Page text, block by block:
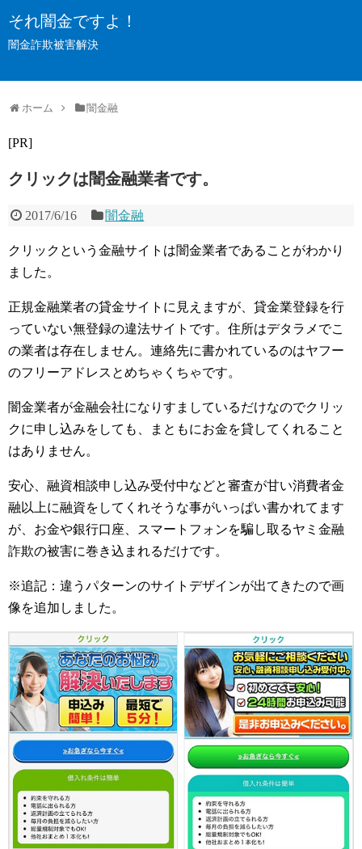
それ闇金ですよ！
闇金詐欺被害解決
ホーム 闇金融
[PR]
クリックは闇金融業者です。
2017/6/16 闇金融
クリックという金融サイトは闇金業者であることがわかり
ました。
正規金融業者の貸金サイトに見えますが、貸金業登録を行
っていない無登録の違法サイトです。住所はデタラメでこ
の業者は存在しません。連絡先に書かれているのはヤフー
のフリーアドレスとめちゃくちゃです。
闇金業者が金融会社になりすましているだけなのでクリッ
クに申し込みをしても、まともにお金を貸してくれること
はありません。
安心、融資相談申し込み受付中などと審査が甘い消費者金
融以上に融資をしてくれそうな事がいっぱい書かれてます
が、お金や銀行口座、スマートフォンを騙し取るヤミ金融
詐欺の被害に巻き込まれるだけです。
※追記：違うパターンのサイトデザインが出てきたので画
像を追加しました。